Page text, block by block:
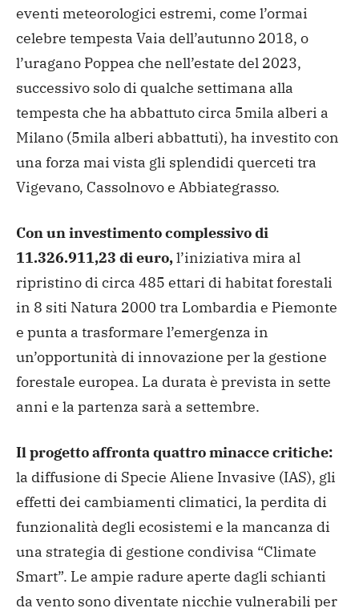
eventi meteorologici estremi, come l’ormai
celebre tempesta Vaia dell’autunno 2018, o
l’uragano Poppea che nell’estate del 2023,
successivo solo di qualche settimana alla
tempesta che ha abbattuto circa 5mila alberi a
Milano (5mila alberi abbattuti), ha investito con
una forza mai vista gli splendidi querceti tra
Vigevano, Cassolnovo e Abbiategrasso.
Con un investimento complessivo di
11.326.911,23 di euro,l’iniziativa mira al
ripristino di circa 485 ettari di habitat forestali
in 8 siti Natura 2000 tra Lombardia e Piemonte
e punta a trasformare l’emergenza in
un’opportunità di innovazione per la gestione
forestale europea. La durata è prevista in sette
anni e la partenza sarà a settembre.
Il progetto affronta quattro minacce critiche:
la diffusione di Specie Aliene Invasive (IAS), gli
effetti dei cambiamenti climatici, la perdita di
funzionalità degli ecosistemi e la mancanza di
una strategia di gestione condivisa “Climate
Smart”. Le ampie radure aperte dagli schianti
da vento sono diventate nicchie vulnerabili per